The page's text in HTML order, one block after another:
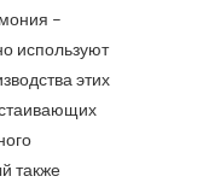
–
используют
этих
также